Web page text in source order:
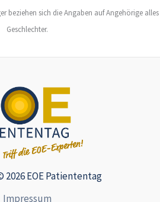
beziehen sich die Angaben auf Angehörige alles
Geschlechter.
EOE Patiententag
Impressum